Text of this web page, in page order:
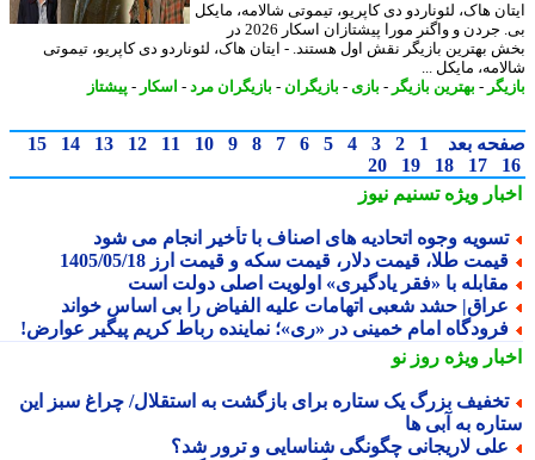
هاک، لئوناردو دی کاپریو، تیموتی شالامه، مایکل
بی. جردن و واگنر مورا پیشتازان اسکار 2026 در
بهترین بازیگر نقش اول هستند. - ایتان هاک، لئوناردو دی کاپریو، تیموتی
مایکل ...
-بهترین بازیگر-بازی - بازیگران- بازیگران مرد -اسکار-پیشتاز
بعد 1
2
3
4
5
6
7
8
9
10
11
12
13
14
15
17
18
19
20
ویژهتسنیم نیوز
وجوه اتحادیه های اصناف با تأخیر انجام می شود
طلا، قیمت دلار، قیمت سکه و قیمت ارز 1405/05/18
با «فقر یادگیری» اولویت اصلی دولت است
حشد شعبی اتهامات علیه الفیاض را بی اساس خواند
امام خمینی در «ری»؛ نماینده رباط کریم پیگیر عوارض!
ویژهروز نو
بزرگ یک ستاره برای بازگشت به استقلال/ چراغ سبز این
به آبی ها
لاریجانی چگونگی شناسایی و ترور شد؟